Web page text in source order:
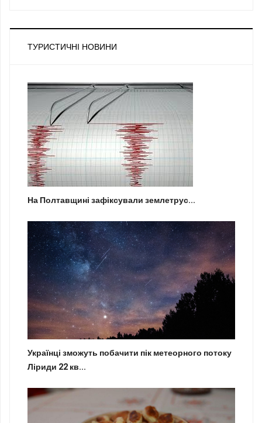
ТУРИСТИЧНІ НОВИНИ
На Полтавщині зафіксували землетрус...
Українці зможуть побачити пік метеорного потоку
Ліриди 22 кв...